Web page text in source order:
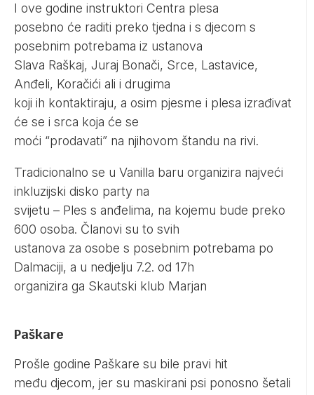
I ove godine instruktori Centra plesa
posebno će raditi preko tjedna i s djecom s
posebnim potrebama iz ustanova
Slava Raškaj, Juraj Bonači, Srce, Lastavice,
Anđeli, Koračići ali i drugima
koji ih kontaktiraju, a osim pjesme i plesa izrađivat
će se i srca koja će se
moći “prodavati” na njihovom štandu na rivi.
Tradicionalno se u Vanilla baru organizira najveći
inkluzijski disko party na
svijetu – Ples s anđelima, na kojemu bude preko
600 osoba. Članovi su to svih
ustanova za osobe s posebnim potrebama po
Dalmaciji, a u nedjelju 7.2. od 17h
organizira ga Skautski klub Marjan
Paškare
Prošle godine Paškare su bile pravi hit
među djecom, jer su maskirani psi ponosno šetali